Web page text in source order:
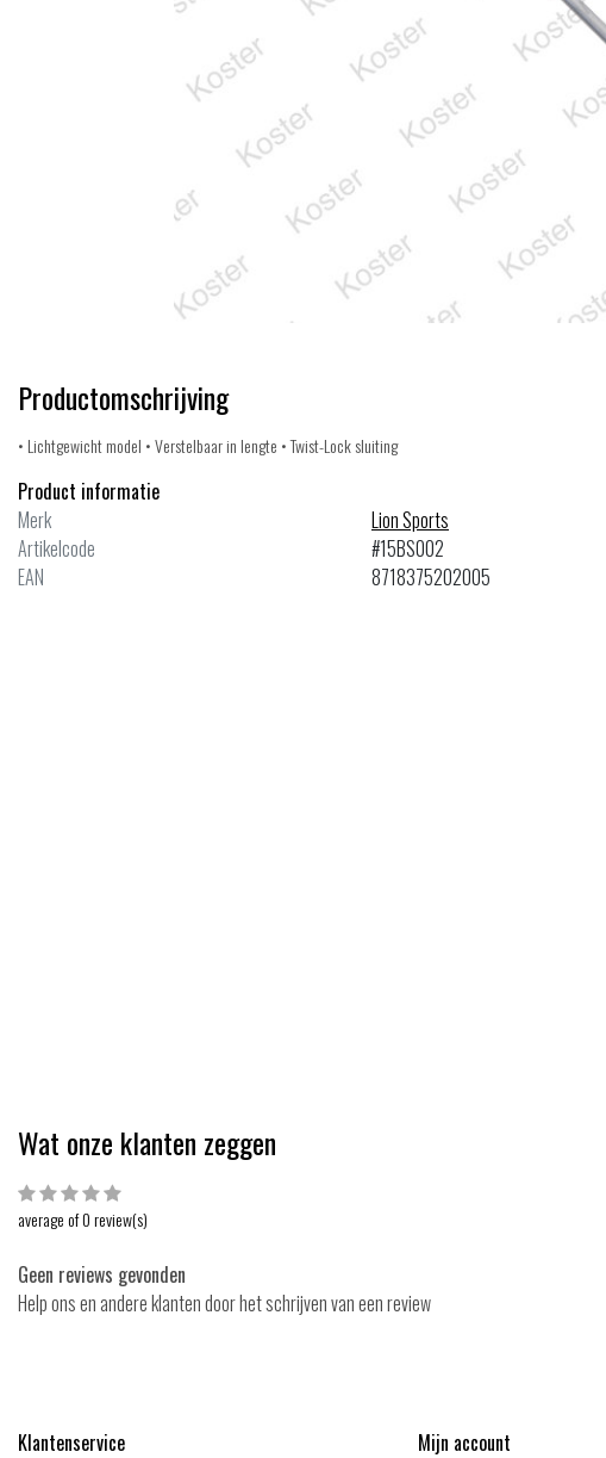
Productomschrijving
• Lichtgewicht model • Verstelbaar in lengte • Twist-Lock sluiting
Product informatie
Merk
Lion Sports
Artikelcode
#15BS002
EAN
8718375202005
Wat onze klanten zeggen
average of 0 review(s)
Geen reviews gevonden
Help ons en andere klanten door het schrijven van een review
Klantenservice Mijn account